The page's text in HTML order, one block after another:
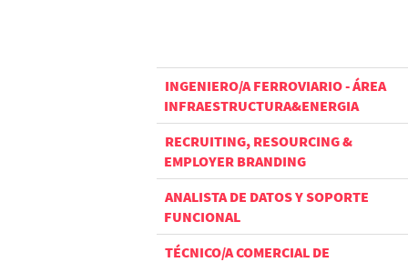
INGENIERO/A FERROVIARIO - ÁREA
INFRAESTRUCTURA&ENERGIA
RECRUITING, RESOURCING &
EMPLOYER BRANDING
ANALISTA DE DATOS Y SOPORTE
FUNCIONAL
TÉCNICO/A COMERCIAL DE